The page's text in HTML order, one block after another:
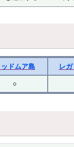
ッドムア島 レ
○